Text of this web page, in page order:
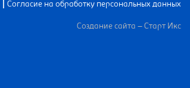
Согласие на обработку персональных данных
Создание сайта – Старт Икс